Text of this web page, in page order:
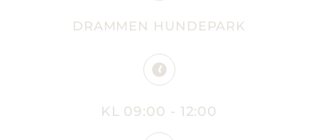
DRAMMEN HUNDEPARK
KL 09:00 - 12:00